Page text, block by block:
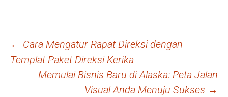
Navigasi
Tulisan
← Cara Mengatur Rapat Direksi dengan
Templat Paket Direksi Kerika
Memulai Bisnis Baru di Alaska: Peta Jalan
Visual Anda Menuju Sukses →